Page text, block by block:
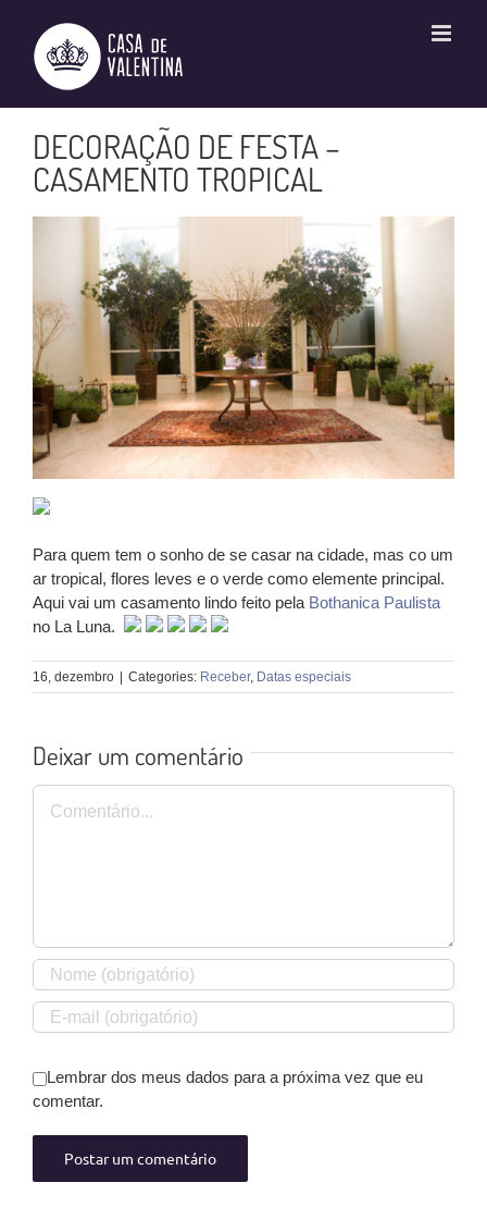
conteúdo
DECORAÇÃO DE FESTA –
CASAMENTO TROPICAL
Para quem tem o sonho de se casar na cidade, mas co um
ar tropical, flores leves e o verde como elemente principal.
Aqui vai um casamento lindo feito pela Bothanica Paulista
no La Luna.
16, dezembro Categories: Receber, Datas especiais
Deixar um comentário
Comentário
Lembrar dos meus dados para a próxima vez que eu
comentar.